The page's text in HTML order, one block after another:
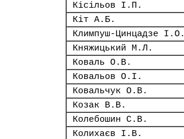
Кісільов І.П.
Кіт А.Б.
Климпуш-Цинцадзе І.О.
Княжицький М.Л.
Коваль О.В.
Ковальов О.І.
Ковальчук О.В.
Козак В.В.
Колебошин С.В.
Колихаєв І.В.